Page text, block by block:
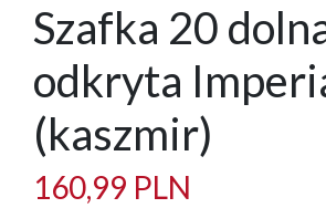
Szafka 20
odkryta
(kaszmir)
160,99 PLN